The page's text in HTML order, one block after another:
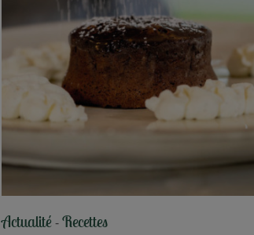
Actualité -Recettes